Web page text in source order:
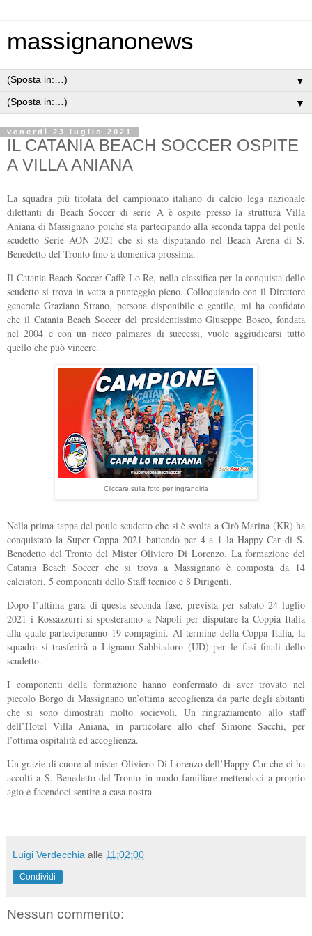
massignanonews
▼
▼
venerdì 23 luglio 2021
IL CATANIA BEACH SOCCER OSPITE
A VILLA ANIANA
La squadra più titolata del campionato italiano di calcio lega nazionale
dilettanti di Beach Soccer di serie A è ospite presso la struttura Villa
Aniana di Massignano poiché sta partecipando alla seconda tappa del poule
scudetto Serie AON 2021 che si sta disputando nel Beach Arena di S.
Benedetto del Tronto fino a domenica prossima.
Il Catania Beach Soccer Caffè Lo Re, nella classifica per la conquista dello
scudetto si trova in vetta a punteggio pieno. Colloquiando con il Direttore
generale Graziano Strano, persona disponibile e gentile, mi ha confidato
che il Catania Beach Soccer del presidentissimo Giuseppe Bosco, fondata
nel 2004 e con un ricco palmares di successi, vuole aggiudicarsi tutto
quello che può vincere.
Cliccare sulla foto per ingrandirla
Nella prima tappa del poule scudetto che si è svolta a Cirò Marina (KR) ha
conquistato la Super Coppa 2021 battendo per 4 a 1 la Happy Car di S.
Benedetto del Tronto del Mister Oliviero Di Lorenzo. La formazione del
Catania Beach Soccer che si trova a Massignano è composta da 14
calciatori, 5 componenti dello Staff tecnico e 8 Dirigenti.
Dopo l’ultima gara di questa seconda fase, prevista per sabato 24 luglio
2021 i Rossazzurri si sposteranno a Napoli per disputare la Coppia Italia
alla quale parteciperanno 19 compagini. Al termine della Coppa Italia, la
squadra si trasferirà a Lignano Sabbiadoro (UD) per le fasi finali dello
scudetto.
I componenti della formazione hanno confermato di aver trovato nel
piccolo Borgo di Massignano un’ottima accoglienza da parte degli abitanti
che si sono dimostrati molto socievoli. Un ringraziamento allo staff
dell’Hotel Villa Aniana, in particolare allo chef Simone Sacchi, per
l’ottima ospitalità ed accoglienza.
Un grazie di cuore al mister Oliviero Di Lorenzo dell’Happy Car che ci ha
accolti a S. Benedetto del Tronto in modo familiare mettendoci a proprio
agio e facendoci sentire a casa nostra.
Luigi Verdecchia alle 11:02:00
Condividi
Nessun commento: